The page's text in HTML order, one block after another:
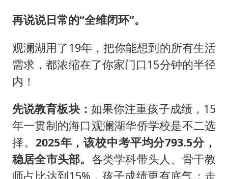
再说说日常的“全维闭环”。
观澜湖用了19年，把你能想到的所有生活
需求，都浓缩在了你家门口15分钟的半径
内！
先说教育板块： 如果你注重孩子成绩，15
年一贯制的海口观澜湖华侨学校是不二选
择。 2025年，该校中考平均分793.5分，
稳居全市头部。 各类学科带头人、骨干教
师占比达到15%，孩子成绩更有底气；走